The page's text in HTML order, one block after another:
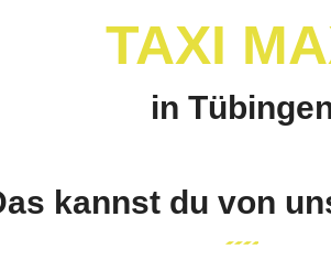
TAXI
in
kannst du von